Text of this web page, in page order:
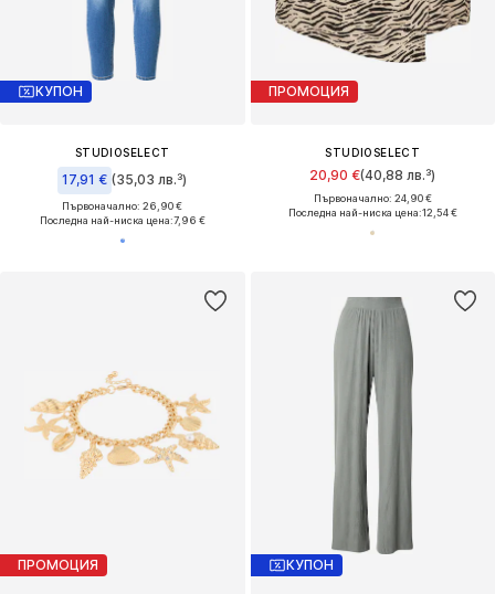
КУПОН
STUDIOSELECT
17,91 € (35,03 лв.³)
Първоначално: 26,90 €
Последна най-ниска цена:7,96 €
ПРОМОЦИЯ
STUDIOSELECT
20,90 €(40,88 лв.³)
Първоначално: 24,90 €
Последна най-ниска цена:12,54 €
ПРОМОЦИЯ КУПОН